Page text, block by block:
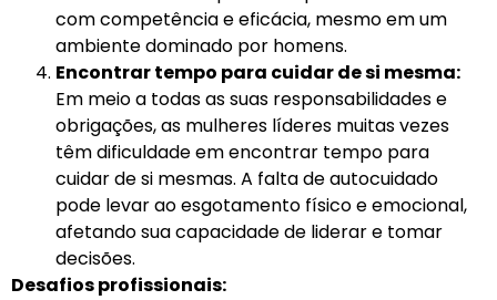
com competência e eficácia, mesmo em um
ambiente dominado por homens.
Encontrar tempo para cuidar de si mesma:
Em meio a todas as suas responsabilidades e
obrigações, as mulheres líderes muitas vezes
têm dificuldade em encontrar tempo para
cuidar de si mesmas. A falta de autocuidado
pode levar ao esgotamento físico e emocional,
afetando sua capacidade de liderar e tomar
decisões.
Desafios profissionais: